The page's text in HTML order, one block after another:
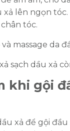
xả lên ngọn
tóc.
massage da
sạch dầu xả
khi gội
xả để gội